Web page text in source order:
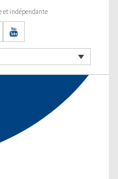
et indépendante